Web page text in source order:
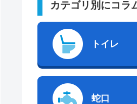
カテゴリ別にコラ
トイレ
蛇口